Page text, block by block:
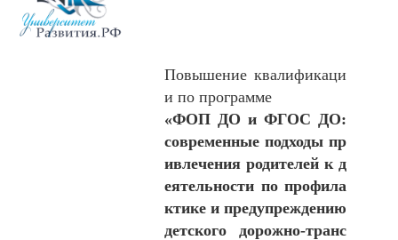
Повышение квалификаци
и по программе
«ФОП ДО и ФГОС ДО:
современные подходы пр
ивлечения родителей к д
еятельности по профила
ктике и предупреждению
детского дорожно-транс